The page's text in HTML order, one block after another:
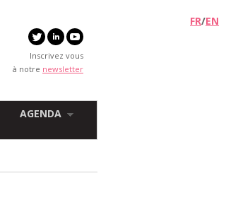
Inscrivez vous
à notre newsletter
FR/EN
AGENDA